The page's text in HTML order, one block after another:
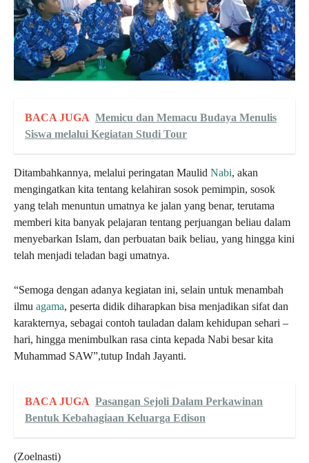
BACA JUGA Memicu dan Memacu Budaya Menulis
Siswa melalui Kegiatan Studi Tour
Ditambahkannya, melalui peringatan Maulid Nabi, akan
mengingatkan kita tentang kelahiran sosok pemimpin, sosok
yang telah menuntun umatnya ke jalan yang benar, terutama
memberi kita banyak pelajaran tentang perjuangan beliau dalam
menyebarkan Islam, dan perbuatan baik beliau, yang hingga kini
telah menjadi teladan bagi umatnya.
“Semoga dengan adanya kegiatan ini, selain untuk menambah
ilmu agama, peserta didik diharapkan bisa menjadikan sifat dan
karakternya, sebagai contoh tauladan dalam kehidupan sehari –
hari, hingga menimbulkan rasa cinta kepada Nabi besar kita
Muhammad SAW”,tutup Indah Jayanti.
BACA JUGA Pasangan Sejoli Dalam Perkawinan
Bentuk Kebahagiaan Keluarga Edison
(Zoelnasti)